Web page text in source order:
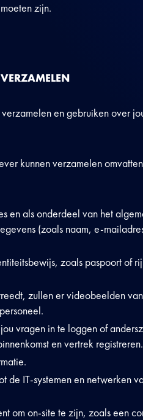
zijn.
en gebruiken over
kunnen verzamelen
en als onderdeel van het
(zoals naam, e-
zoals paspoort of
zullen er videobeelden
vragen in te loggen of
en vertrek registreren.
de IT-systemen en netwerken
om on-site te zijn, zoals een